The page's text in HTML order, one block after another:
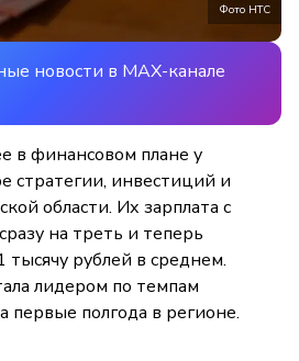
Фото НТС
новости в MAX-канале
в финансовом плане у
стратегии, инвестиций и
области. Их зарплата с
на треть и теперь
тысячу рублей в среднем.
лидером по темпам
первые полгода в регионе.